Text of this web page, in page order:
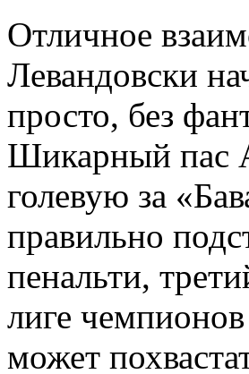
Отличное
Левандовски
просто, без
Шикарный пас
голевую за
правильно
пенальти,
лиге
может